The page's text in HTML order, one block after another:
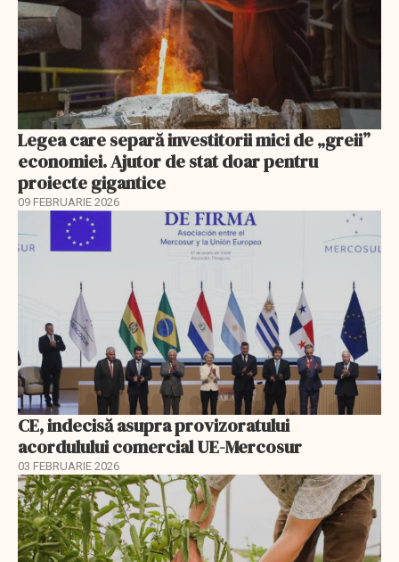
Legea care separă investitorii mici de „greii”
economiei. Ajutor de stat doar pentru
proiecte gigantice
09 FEBRUARIE 2026
CE, indecisă asupra provizoratului
acordulului comercial UE-Mercosur
03 FEBRUARIE 2026